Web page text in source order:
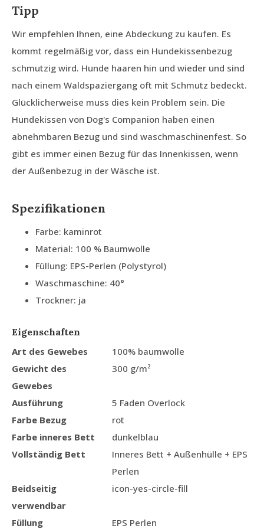
Tipp
Wir empfehlen Ihnen, eine Abdeckung zu kaufen. Es
kommt regelmäßig vor, dass ein Hundekissenbezug
schmutzig wird. Hunde haaren hin und wieder und sind
nach einem Waldspaziergang oft mit Schmutz bedeckt.
Glücklicherweise muss dies kein Problem sein. Die
Hundekissen von Dog's Companion haben einen
abnehmbaren Bezug und sind waschmaschinenfest. So
gibt es immer einen Bezug für das Innenkissen, wenn
der Außenbezug in der Wäsche ist.
Spezifikationen
Farbe: kaminrot
Material: 100 % Baumwolle
Füllung: EPS-Perlen (Polystyrol)
Waschmaschine: 40°
Trockner: ja
Eigenschaften
Art des Gewebes
100% baumwolle
Gewicht des
Gewebes
300 g/m²
Ausführung
5 Faden Overlock
Farbe Bezug
rot
Farbe inneres Bett
dunkelblau
Vollständig Bett
Inneres Bett + Außenhülle + EPS
Perlen
Beidseitig
verwendbar
icon-yes-circle-fill
Füllung
EPS Perlen